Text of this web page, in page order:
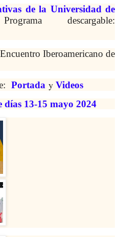
de la Universidad de
descargable:
Iberoamericano de
Portada y Videos
13-15 mayo 2024